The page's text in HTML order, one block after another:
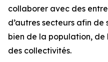
collaborer avec des
d’autres secteurs afin
bien de la population,
des collectivités.